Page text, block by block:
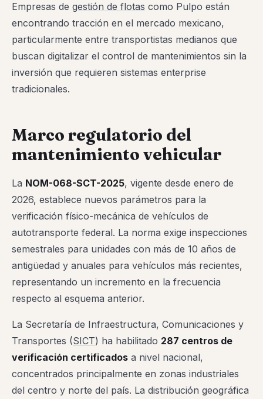
Empresas de gestión de flotas como Pulpo están
encontrando tracción en el mercado mexicano,
particularmente entre transportistas medianos que
buscan digitalizar el control de mantenimientos sin la
inversión que requieren sistemas enterprise
tradicionales.
Marco regulatorio del
mantenimiento vehicular
La NOM-068-SCT-2025, vigente desde enero de
2026, establece nuevos parámetros para la
verificación físico-mecánica de vehículos de
autotransporte federal. La norma exige inspecciones
semestrales para unidades con más de 10 años de
antigüedad y anuales para vehículos más recientes,
representando un incremento en la frecuencia
respecto al esquema anterior.
La Secretaría de Infraestructura, Comunicaciones y
Transportes (SICT) ha habilitado 287 centros de
verificación certificados a nivel nacional,
concentrados principalmente en zonas industriales
del centro y norte del país. La distribución geográfica